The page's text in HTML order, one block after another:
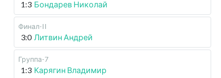
1:3 Бондарев Николай
Финал-II
3:0 Литвин Андрей
Группа-7
1:3 Карягин Владимир